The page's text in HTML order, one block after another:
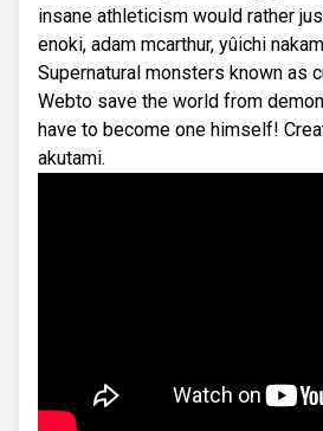
insane athleticism would rather
enoki, adam mcarthur, yûichi
Supernatural monsters known as
Webto save the world from
have to become one himself!
akutami.